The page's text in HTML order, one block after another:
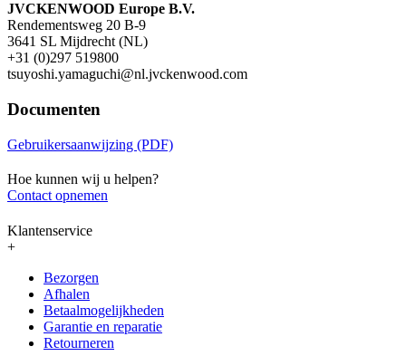
JVCKENWOOD Europe B.V.
Rendementsweg 20 B-9
3641 SL Mijdrecht (NL)
+31 (0)297 519800
tsuyoshi.yamaguchi@nl.jvckenwood.com
Documenten
Gebruikersaanwijzing (PDF)
Hoe kunnen wij u helpen?
Contact opnemen
Klantenservice
+
Bezorgen
Afhalen
Betaalmogelijkheden
Garantie en reparatie
Retourneren